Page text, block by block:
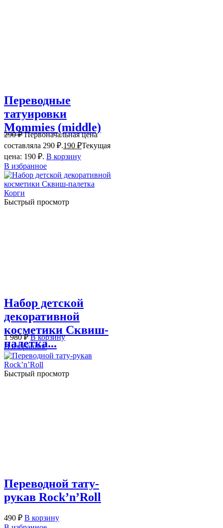
Переводные
татуировки
Mommies (middle)
290₽ Первоначальная цена
составляла 290 ₽.190 ₽Текущая
цена: 190 ₽. В корзину
В избранное
Быстрый просмотр
Набор детской
декоративной
косметики Сквиш-
палетка...
1 980₽ В корзину
В избранное
Быстрый просмотр
Переводной тату-
рукав Rock’n’Roll
490 ₽ В корзину